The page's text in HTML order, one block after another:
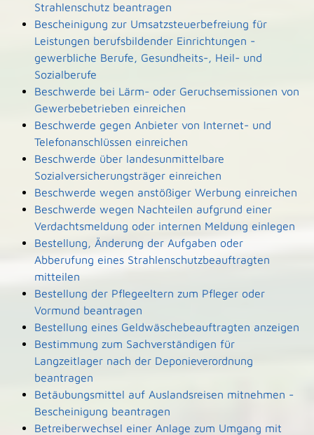
Strahlenschutz beantragen
Bescheinigung zur Umsatzsteuerbefreiung für
Leistungen berufsbildender Einrichtungen -
gewerbliche Berufe, Gesundheits-, Heil- und
Sozialberufe
Beschwerde bei Lärm- oder Geruchsemissionen von
Gewerbebetrieben einreichen
Beschwerde gegen Anbieter von Internet- und
Telefonanschlüssen einreichen
Beschwerde über landesunmittelbare
Sozialversicherungsträger einreichen
Beschwerde wegen anstößiger Werbung einreichen
Beschwerde wegen Nachteilen aufgrund einer
Verdachtsmeldung oder internen Meldung einlegen
Bestellung, Änderung der Aufgaben oder
Abberufung eines Strahlenschutzbeauftragten
mitteilen
Bestellung der Pflegeeltern zum Pfleger oder
Vormund beantragen
Bestellung eines Geldwäschebeauftragten anzeigen
Bestimmung zum Sachverständigen für
Langzeitlager nach der Deponieverordnung
beantragen
Betäubungsmittel auf Auslandsreisen mitnehmen -
Bescheinigung beantragen
Betreiberwechsel einer Anlage zum Umgang mit